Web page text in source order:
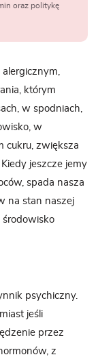
oraz politykę
którym
w spodniach,
w
cukru, zwiększa
jeszcze jemy
spada nasza
na stan naszej
środowisko
psychiczny.
jeśli
przez
z